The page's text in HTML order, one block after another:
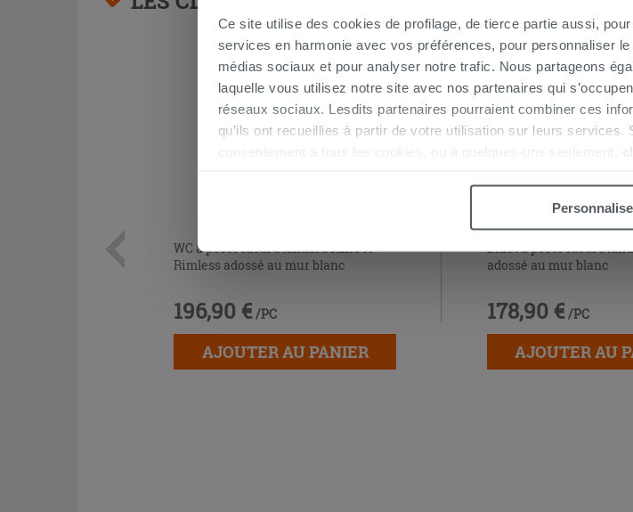
Ce site utilise des cookies de profilage, de tierce partie aussi,
services en harmonie avec vos préférences, pour personnaliser
médias sociaux et pour analyser notre trafic. Nous partageons
laquelle vous utilisez notre site avec nos partenaires qui
réseaux sociaux. Lesdits partenaires pourraient combiner ces
qu’ils ont recueillies à partir de votre utilisation sur leurs
consentement à tous les cookies, ou à quelques-uns seulement,
WC à poser Ideal Standard i.Life A
Rimless adossé au mur blanc
196,90 € /PC
AJOUTER AU PANIER
Bidet à poser Ideal
adossé au mur blanc
178,90 € /PC
AJOUTER AU